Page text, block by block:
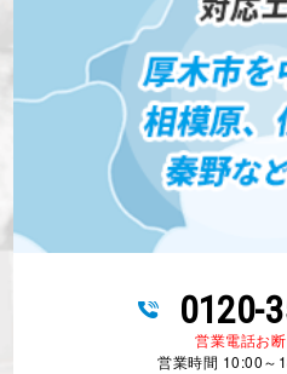
0120-
営業電話お
営業時間 10:00～